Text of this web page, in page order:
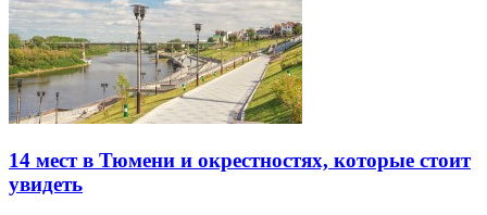
14 мест в Тюмени и окрестностях, которые стоит
увидеть